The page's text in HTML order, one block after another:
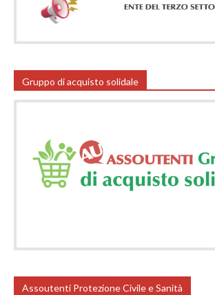
Gruppo di acquisto solidale
Assoutenti Protezione Civile e Sanità